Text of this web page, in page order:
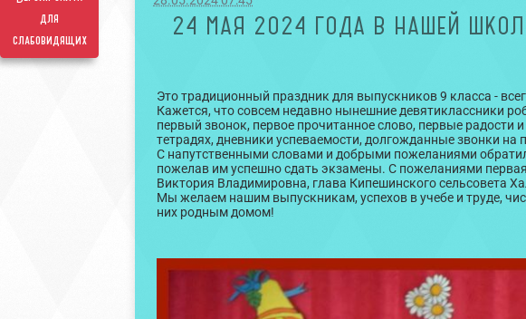
для
слабовидящих
24 МАЯ 2024 ГОДА В НАШЕЙ
Это традиционный праздник для выпускников 9 класса -
Кажется, что совсем недавно нынешние девятиклассники
первый звонок, первое прочитанное слово, первые
тетрадях, дневники успеваемости, долгожданные звонки на
С напутственными словами и добрыми пожеланиями
пожелав им успешно сдать экзамены. С пожеланиями
Виктория Владимировна, глава Кипешинского сельсовета
Мы желаем нашим выпускникам, успехов в учебе и труде,
них родным домом!